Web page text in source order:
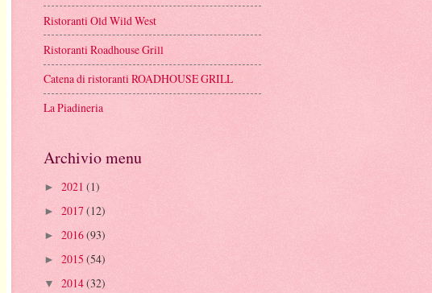
Ristoranti Old Wild West
Ristoranti Roadhouse Grill
Catena di ristoranti ROADHOUSE GRILL
La Piadineria
Archivio menu
► 2021 (1)
► 2017(12)
► 2016(93)
► 2015 (54)
▼ 2014(32)